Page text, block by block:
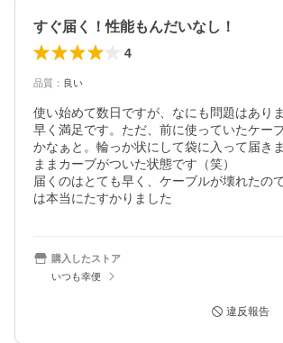
すぐ届く！性能もんだいなし！
4
品質 ： 良い
使い始めて数日ですが、なにも問題はあり
早く満足です。ただ、前に使っていたケー
かなぁと。輪っか状にして袋に入って届き
ままカーブがついた状態です（笑）
届くのはとても早く、ケーブルが壊れたの
は本当にたすかりました
購入したストア
いつも幸便
違反報告